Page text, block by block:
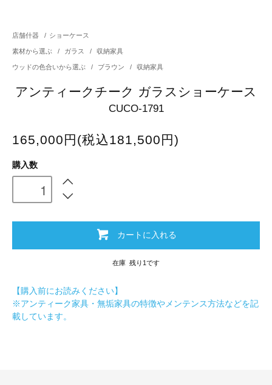
店舗什器 / ショーケース
素材から選ぶ / ガラス / 収納家具
ウッドの色合いから選ぶ / ブラウン / 収納家具
アンティークチーク ガラスショーケース
CUCO-1791
165,000円(税込181,500円)
購入数
カートに入れる
在庫 残り1です
【購入前にお読みください】
※アンティーク家具・無垢家具の特徴やメンテンス方法などを記
載しています。